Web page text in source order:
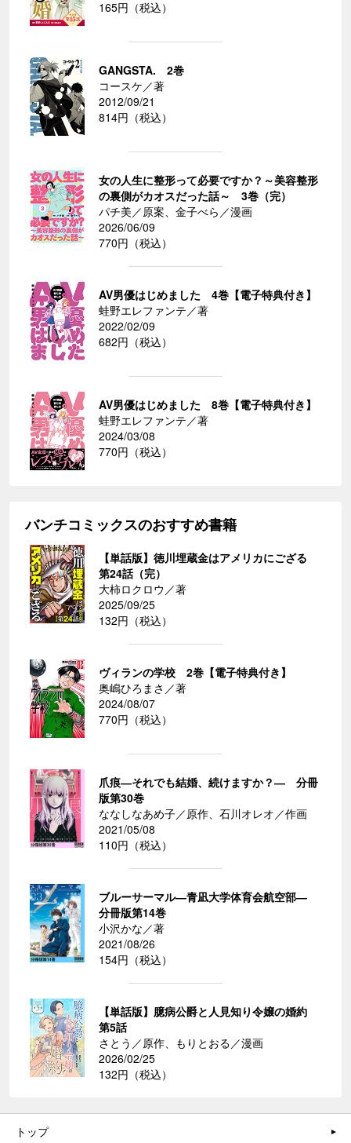
165円（税込）
GANGSTA. 2巻
コースケ／著
2012/09/21
814円（税込）
女の人生に整形って必要ですか？～美容整形
の裏側がカオスだった話～ 3巻（完）
パチ美／原案、金子べら／漫画
2026/06/09
770円（税込）
AV男優はじめました 4巻【電子特典付き】
蛙野エレファンテ／著
2022/02/09
682円（税込）
AV男優はじめました 8巻【電子特典付き】
蛙野エレファンテ／著
2024/03/08
770円（税込）
バンチコミックスのおすすめ書籍
【単話版】徳川埋蔵金はアメリカにござる
第24話（完）
大柿ロクロウ／著
2025/09/25
132円（税込）
ヴィランの学校 2巻【電子特典付き】
奥嶋ひろまさ／著
2024/08/07
770円（税込）
爪痕―それでも結婚、続けますか？― 分冊
版第30巻
ななしなあめ子／原作、石川オレオ／作画
2021/05/08
110円（税込）
ブルーサーマル―青凪大学体育会航空部―
分冊版第14巻
小沢かな／著
2021/08/26
154円（税込）
【単話版】臆病公爵と人見知り令嬢の婚約
第5話
さとう／原作、もりとおる／漫画
2026/02/25
132円（税込）
トップ